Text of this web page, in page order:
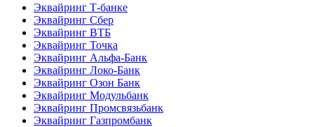
Эквайринг Т-банке
Эквайринг Сбер
Эквайринг ВТБ
Эквайринг Точка
Эквайринг Альфа-Банк
Эквайринг Локо-Банк
Эквайринг Озон Банк
Эквайринг Модульбанк
Эквайринг Промсвязьбанк
Эквайринг Газпромбанк